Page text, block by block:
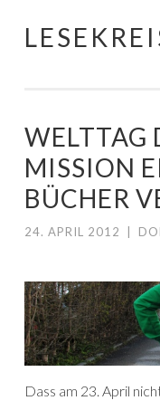
Springe
WELTTAG
MISSION
BÜCHER
24. APRIL 2012
Dass am 23. April